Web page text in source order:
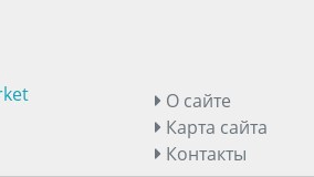
О сайте
Карта сайта
Контакты